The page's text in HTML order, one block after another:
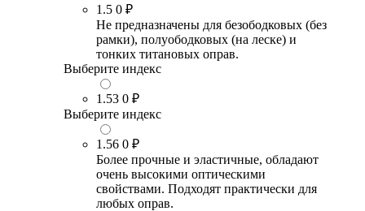
1.5 0 ₽
Не предназначены для безободковых (без
рамки), полуободковых (на леске) и
тонких титановых оправ.
Выберите индекс
1.53 0 ₽
Выберите индекс
1.56 0 ₽
Более прочные и эластичные, обладают
очень высокими оптическими
свойствами. Подходят практически для
любых оправ.